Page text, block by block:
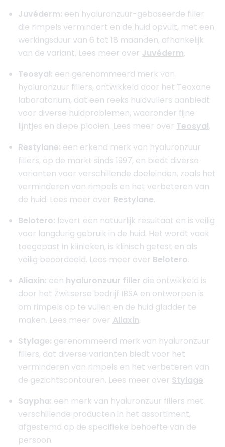
Juvéderm: een hyaluronzuur-gebaseerde filler
die rimpels vermindert en de huid opvult, met een
werkingsduur van 6 tot 18 maanden, afhankelijk
van de variant. Lees meer over Juvéderm.
Teosyal: een gerenommeerd merk van
hyaluronzuur fillers, ontwikkeld door het Teoxane
laboratorium, dat een reeks huidvullers aanbiedt
voor diverse huidproblemen, waaronder fijne
lijntjes en diepe plooien. Lees meer over Teosyal.
Restylane: een erkend merk van hyaluronzuur
fillers, op de markt sinds 1997, en biedt diverse
varianten voor verschillende doeleinden, zoals het
verminderen van rimpels en het verbeteren van
de huid. Lees meer over Restylane.
Belotero: levert een natuurlijk resultaat en is veilig
voor langdurig gebruik in de huid. Het wordt vaak
toegepast in klinieken, is klinisch getest en als
veilig beoordeeld. Lees meer over Belotero.
Aliaxin: een hyaluronzuur filler die ontwikkeld is
door het Zwitserse bedrijf IBSA en ontworpen is
om rimpels op te vullen en de huid gladder te
maken. Lees meer over Aliaxin.
Stylage: gerenommeerd merk van hyaluronzuur
fillers, dat diverse varianten biedt voor het
verminderen van rimpels en het verbeteren van
de gezichtscontouren. Lees meer over Stylage.
Saypha: een merk van hyaluronzuur fillers met
verschillende producten in het assortiment,
afgestemd op de specifieke behoefte van de
persoon.